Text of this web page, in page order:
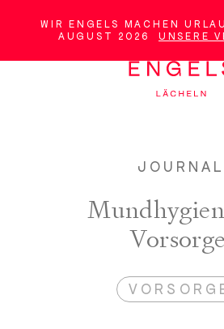
Hauptinhalt
WICHTIGE
NACHRICHT
WIR ENGELS MACHEN
AUGUST 2026 UNSERE
JOURNAL
Vorsorge